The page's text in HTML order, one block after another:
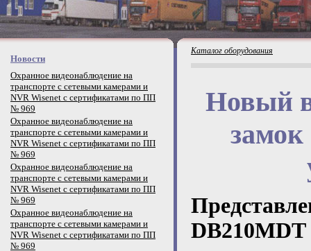
Новости
Охранное видеонаблюдение на
транспорте с сетевыми камерами и
NVR Wisenet с сертификатами по ПП
№ 969
Охранное видеонаблюдение на
транспорте с сетевыми камерами и
NVR Wisenet с сертификатами по ПП
№ 969
Охранное видеонаблюдение на
транспорте с сетевыми камерами и
NVR Wisenet с сертификатами по ПП
№ 969
Охранное видеонаблюдение на
транспорте с сетевыми камерами и
NVR Wisenet с сертификатами по ПП
№ 969
Каталог оборудования
Новый
замок
DB210MDT